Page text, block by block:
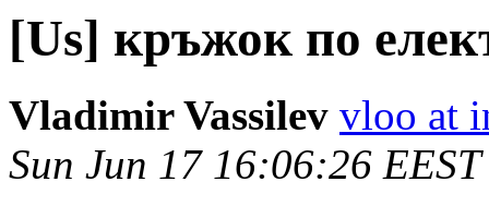
[Us] кръжок по
Vladimir Vassilev vloo at
Sun Jun 17 16:06:26